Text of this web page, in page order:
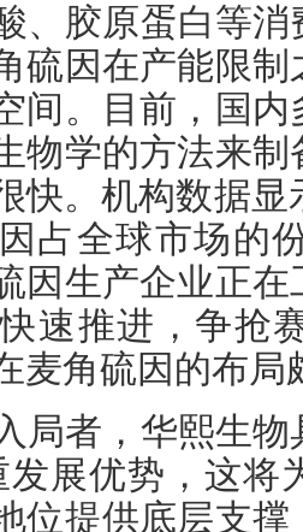
、胶原蛋白等
硫因在产能限
间。目前，国
物学的方法来
快。机构数据
占全球市场的
因生产企业正
速推进，争抢
麦角硫因的布局
局者，华熙生
发展优势，这将
位提供底层支